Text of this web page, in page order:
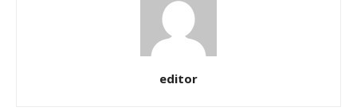
editor